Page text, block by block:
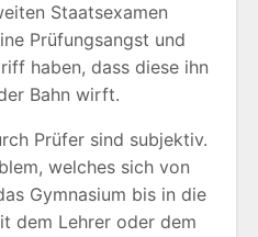
Staatsexamen
Prüfungsangst und
haben, dass diese ihn
Bahn wirft.
Prüfer sind subjektiv.
welches sich von
Gymnasium bis in die
dem Lehrer oder dem